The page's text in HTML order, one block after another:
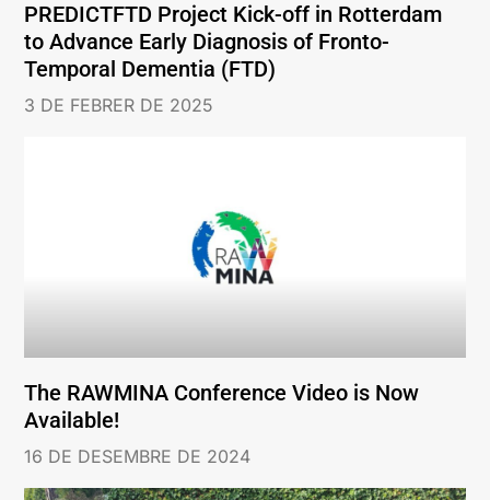
PREDICTFTD Project Kick-off in Rotterdam
to Advance Early Diagnosis of Fronto-
Temporal Dementia (FTD)
3 DE FEBRER DE 2025
The RAWMINA Conference Video is Now
Available!
16 DE DESEMBRE DE 2024